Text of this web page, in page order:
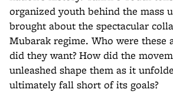
organized youth behind the mass
brought about the spectacular
Mubarak regime. Who were these
did they want? How did the
unleashed shape them as it
ultimately fall short of its goals?